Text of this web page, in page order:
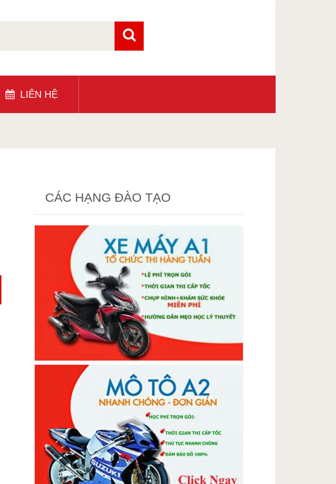
LIÊN HỆ
CÁC HẠNG ĐÀO TẠO